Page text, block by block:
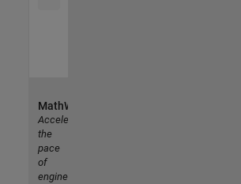
MathWorks
Accelerating
the
pace
of
engineering